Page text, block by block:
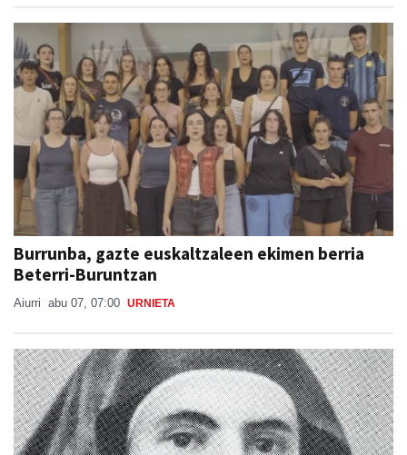
Burrunba, gazte euskaltzaleen ekimen berria
Beterri-Buruntzan
Aiurri abu 07, 07:00 URNIETA